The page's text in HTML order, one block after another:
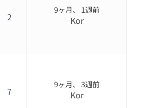
2
9ヶ月、 1週前
Kor
7
9ヶ月、 3週前
Kor